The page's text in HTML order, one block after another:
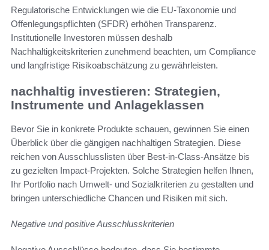
Regulatorische Entwicklungen wie die EU-Taxonomie und
Offenlegungspflichten (SFDR) erhöhen Transparenz.
Institutionelle Investoren müssen deshalb
Nachhaltigkeitskriterien zunehmend beachten, um Compliance
und langfristige Risikoabschätzung zu gewährleisten.
nachhaltig investieren: Strategien,
Instrumente und Anlageklassen
Bevor Sie in konkrete Produkte schauen, gewinnen Sie einen
Überblick über die gängigen nachhaltigen Strategien. Diese
reichen von Ausschlusslisten über Best-in-Class-Ansätze bis
zu gezielten Impact-Projekten. Solche Strategien helfen Ihnen,
Ihr Portfolio nach Umwelt- und Sozialkriterien zu gestalten und
bringen unterschiedliche Chancen und Risiken mit sich.
Negative und positive Ausschlusskriterien